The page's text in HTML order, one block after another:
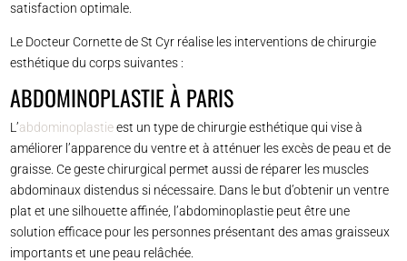
satisfaction optimale.
Le Docteur Cornette de St Cyr réalise les interventions de chirurgie
esthétique du corps suivantes :
ABDOMINOPLASTIE À PARIS
L’abdominoplastieest un type de chirurgie esthétique qui vise à
améliorer l’apparence du ventre et à atténuer les excès de peau et de
graisse. Ce geste chirurgical permet aussi de réparer les muscles
abdominaux distendus si nécessaire. Dans le but d’obtenir un ventre
plat et une silhouette affinée, l’abdominoplastie peut être une
solution efficace pour les personnes présentant des amas graisseux
importants et une peau relâchée.